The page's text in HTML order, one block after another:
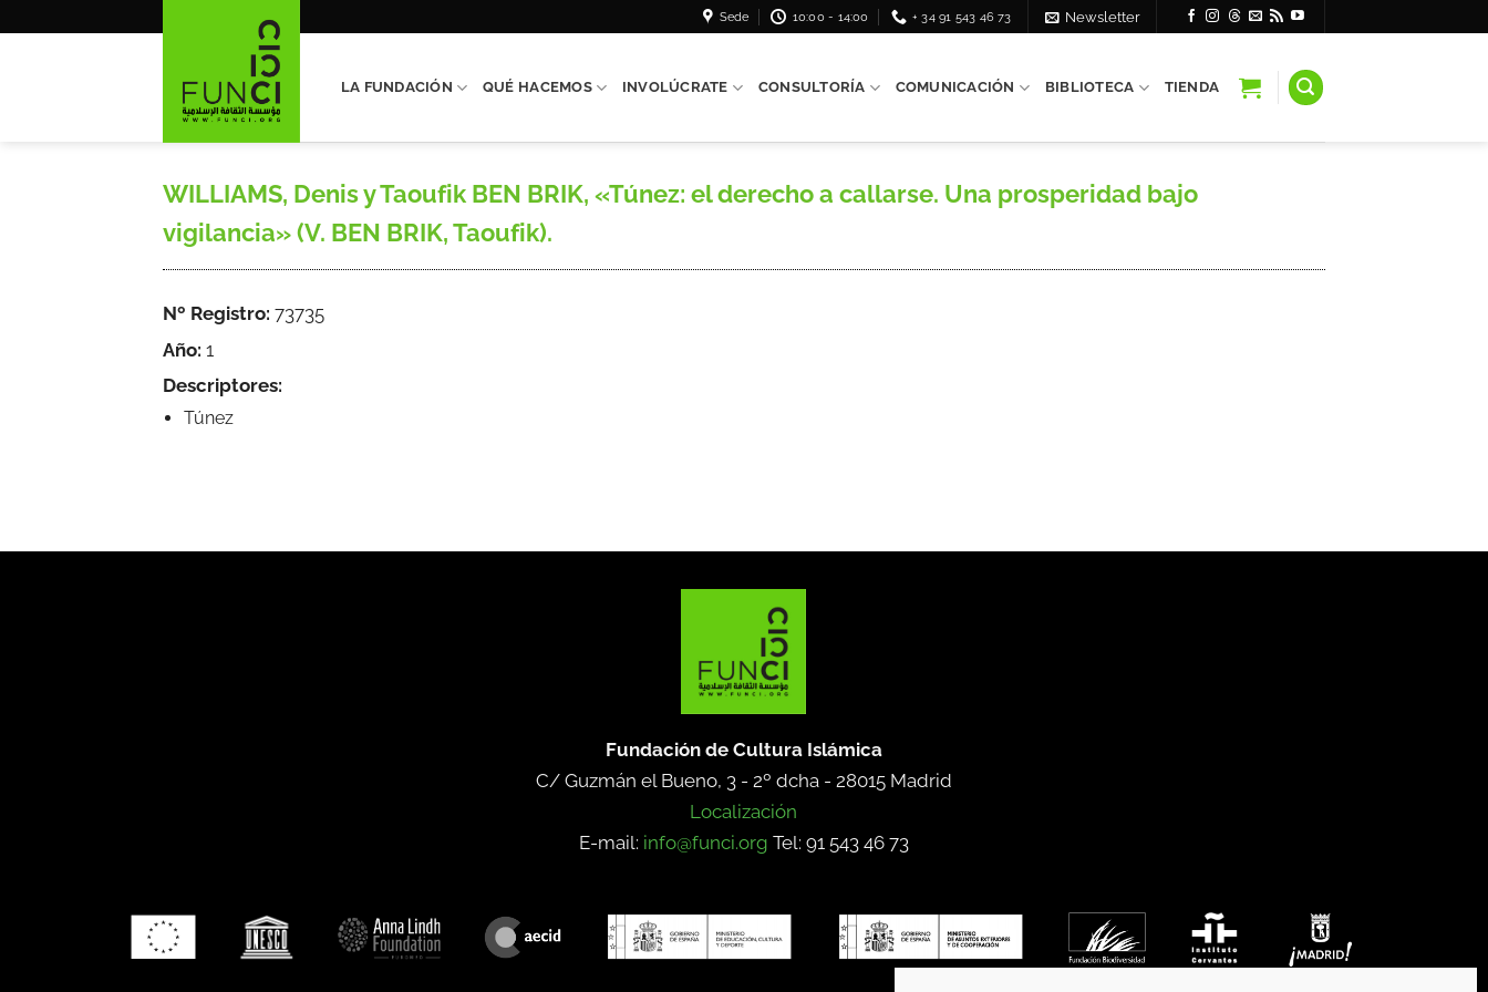
Sede 10:00 - 14:00 + 34 91 543 46 73 Newsletter
LA FUNDACIÓN QUÉ HACEMOS INVOLÚCRATE CONSULTORÍA COMUNICACIÓN BIBLIOTECA TIENDA
WILLIAMS, Denis y Taoufik BEN BRIK, «Túnez: el derecho a callarse. Una prosperidad bajo
vigilancia» (V. BEN BRIK, Taoufik).
Nº Registro: 73735
Año: 1
Descriptores:
Túnez
Fundación de Cultura Islámica
C/ Guzmán el Bueno, 3 - 2º dcha - 28015 Madrid
Localización
E-mail: info@funci.org Tel: 91 543 46 73